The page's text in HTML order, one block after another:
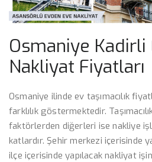
Osmaniye Kadirli
Nakliyat Fiyatları
Osmaniye ilinde ev taşımacılık
farklılık göstermektedir.
faktörlerden diğerleri ise nakliye
katlardır. Şehir merkezi içerisinde
ilçe içerisinde yapılacak nakliyat